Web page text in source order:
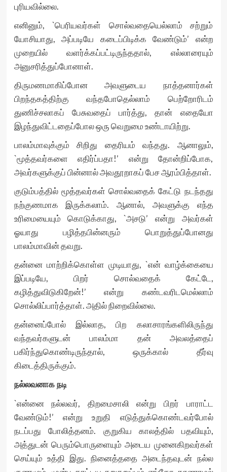
புரியவில்லை.
எனினும், `பெரியவர்கள் சொல்வதையெல்லாம் சற்றும்
யோசியாது, அப்படியே கடைப்பிடிக்க வேண்டும்’ என்ற
முறையில் வளர்க்கப்பட்டிருந்ததால், எல்லாரையும்
அனுசரித்துப்போனாள்.
திருமணமாகிப்போன அவளுடைய நாத்தனார்கள்
பிறந்தகத்திற்கு வந்தபோதெல்லாம் பெற்றோரிடம்
துணிச்சலாகப் பேசுவதைப் பார்த்து, தான் எதையோ
இழந்துவிட்டதைப்போல ஒரு வெறுமை உண்டாயிற்று.
பாலம்மாவுக்கும் சிறிது தைரியம் வந்தது. ஆனாலும்,
`மூத்தவர்களை எதிர்ப்பதா!’ என்று தோன்றிப்போக,
அவர்களுக்குப் பின்னால் அவதூறாகப் பேச ஆரம்பித்தாள்.
குடும்பத்தில் மூத்தவர்கள் சொல்வதைக் கேட்டு நடந்தது
நற்குணமாக இருக்கலாம். ஆனால், அவளுக்கு எந்த
உரிமையையும் கொடுக்காது, `அசடு’ என்று அவர்கள்
ஓயாது பழித்தபின்னரும் பொறுத்துப்போனது
பாலம்மாவின் தவறு.
தன்னை மாற்றிக்கொள்ள முடியாது, `என் வாழ்க்கையை
இப்படியே, பிறர் சொல்வதைக் கேட்டே,
கழித்துவிடுகிறேன்!’ என்று கண்டவரிடமெல்லாம்
சொல்லிப்பார்த்தாள். அதில் நிறைவில்லை.
தன்னைப்போல் இல்லாத, பிற கலாசாரங்களிலிருந்து
வந்தவர்களுடன் பாலம்மா தன் அவலத்தைப்
பகிர்ந்துகொண்டிருந்தால், ஒருக்கால் தீர்வு
கிடைத்திருக்கும்.
நல்லவனாக நடி
`என்னை நல்லவர், திறமைசாலி என்று பிறர் பாராட்ட
வேண்டும்!’ என்று உறுதி எடுத்துக்கொண்டவர்போல்
நடப்பது போலித்தனம். குறுகிய காலத்தில் பதவியும்,
அத்துடன் பெரும்பொருளையும் அடைய முனைகிறவர்கள்
செய்யும் உத்தி இது. நினைத்ததை அடைந்தவுடன் நல்ல